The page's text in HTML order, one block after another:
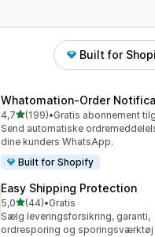
Built for
Whatomation‑Order
4,7ud af 5 stjerner
(199)
199 anmeldelser i alt
•
Send automatiske
dine kunders WhatsApp.
Built for Shopify
Easy Shipping Protection
5,0ud af 5 stjerner
(44)
44 anmeldelser i alt
•Gratis
Sælg leveringsforsikring, garanti,
ordresporing og sporingsværktøj